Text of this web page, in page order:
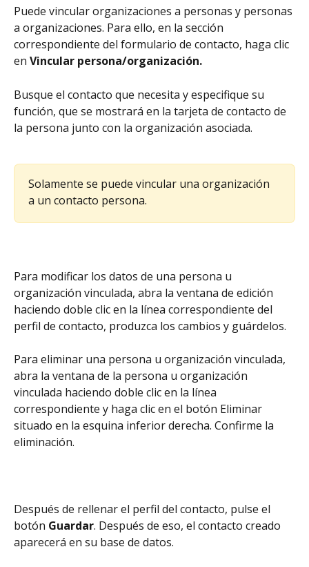
Puede vincular organizaciones a personas y personas
a organizaciones. Para ello, en la sección
correspondiente del formulario de contacto, haga clic
en Vincular persona/organización.
Busque el contacto que necesita y especifique su
función, que se mostrará en la tarjeta de contacto de
la persona junto con la organización asociada.
Solamente se puede vincular una organización
a un contacto persona.
Para modificar los datos de una persona u
organización vinculada, abra la ventana de edición
haciendo doble clic en la línea correspondiente del
perfil de contacto, produzca los cambios y guárdelos.
Para eliminar una persona u organización vinculada,
abra la ventana de la persona u organización
vinculada haciendo doble clic en la línea
correspondiente y haga clic en el botón Eliminar
situado en la esquina inferior derecha. Confirme la
eliminación.
Después de rellenar el perfil del contacto, pulse el
botón Guardar. Después de eso, el contacto creado
aparecerá en su base de datos.